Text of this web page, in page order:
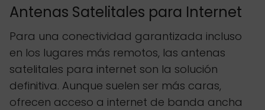
Antenas Satelitales para Internet
Para una conectividad garantizada incluso
en los lugares más remotos, las antenas
satelitales para internet son la solución
definitiva. Aunque suelen ser más caras,
ofrecen acceso a internet de banda ancha